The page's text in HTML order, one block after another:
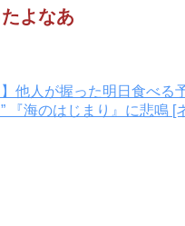
よなあ
】他人が握った明日食べる
『海のはじまり』に悲鳴 [